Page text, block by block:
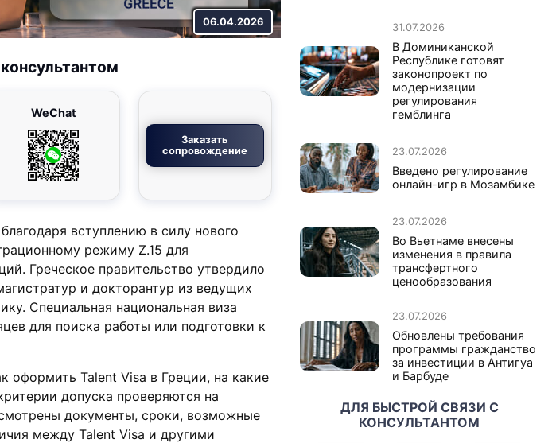
06.04.2026
WeChat
Заказать
сопровождение
вступлению в силу нового
режиму Z.15 для
Греческое правительство утвердило
и докторантур из ведущих
Специальная национальная виза
для поиска работы или подготовки к
оформить Talent Visa в Греции, на какие
допуска проверяются на
документы, сроки, возможные
между Talent Visa и другими
31.07.2026
В Доминиканской
Республике готовят
законопроект по
модернизации
регулирования
гемблинга
23.07.2026
Введено регулирование
онлайн-игр в Мозамбике
23.07.2026
Во Вьетнаме внесены
изменения в правила
трансфертного
ценообразования
23.07.2026
Обновлены требования
программы гражданство
за инвестиции в Антигуа
и Барбуде
ДЛЯ БЫСТРОЙ СВЯЗИ С
КОНСУЛЬТАНТОМ